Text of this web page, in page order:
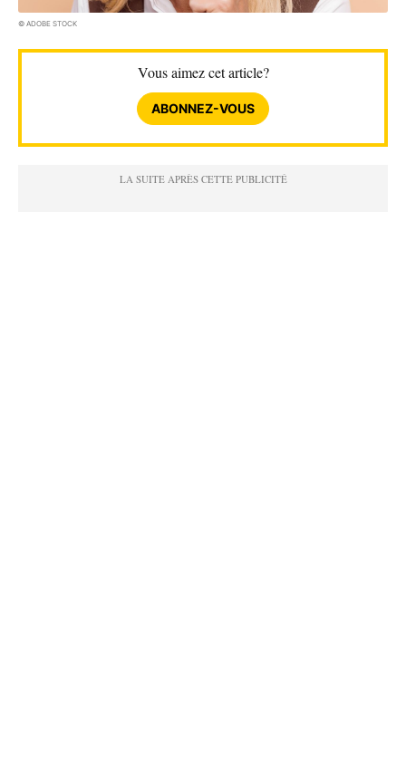
© ADOBE STOCK
Vous aimez cet article?
ABONNEZ-VOUS